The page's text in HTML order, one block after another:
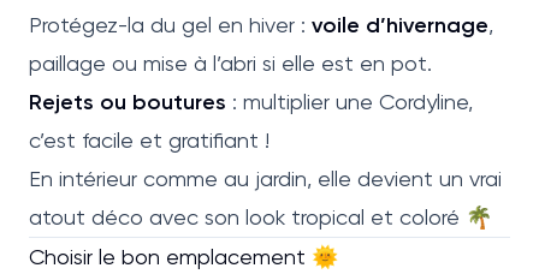
Protégez-la du gel en hiver : voile d’hivernage,
paillage ou mise à l’abri si elle est en pot.
Rejets ou boutures : multiplier une Cordyline,
c’est facile et gratifiant !
En intérieur comme au jardin, elle devient un vrai
atout déco avec son look tropical et coloré 🌴
Choisir le bon emplacement 🌞